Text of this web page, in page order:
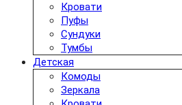
Кровати
Пуфы
Сундуки
Тумбы
Детская
Комоды
Зеркала